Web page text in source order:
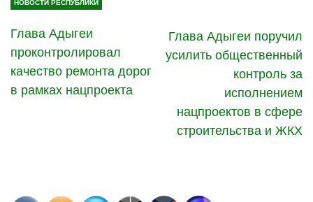
НОВОСТИ РЕСПУБЛИКИ
Глава Адыгеи
проконтролировал
качество ремонта дорог
в рамках нацпроекта
Глава Адыгеи поручил
усилить общественный
контроль за
исполнением
нацпроектов в сфере
строительства и ЖКХ